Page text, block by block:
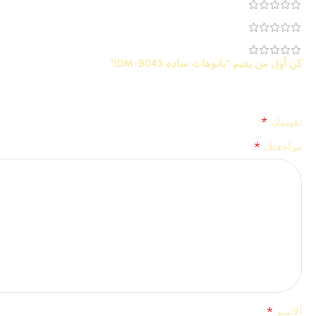
كن أول من يقيم “بانوهات ساده IDM-B043”
تقييمك *
مراجعتك *
الاسم *